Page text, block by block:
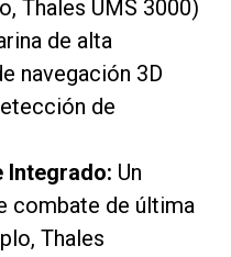
Thales UMS 3000)
de alta
navegación 3D
de
Integrado: Un
combate de última
Thales